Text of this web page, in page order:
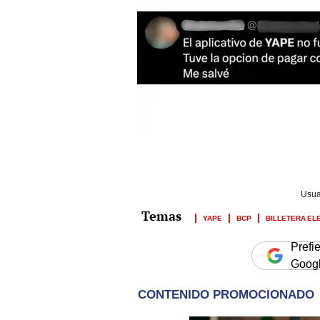
YAPE BCP BILLETERA